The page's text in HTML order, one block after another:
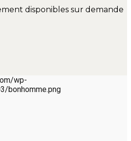
disponibles sur demande